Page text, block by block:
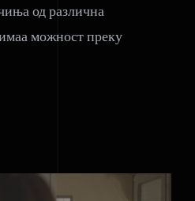
од различна
можност преку